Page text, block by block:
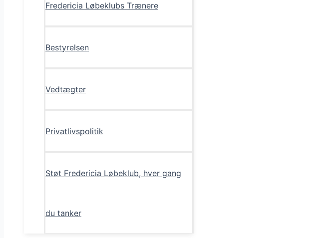
Fredericia Løbeklubs Trænere
Bestyrelsen
Vedtægter
Privatlivspolitik
Støt Fredericia Løbeklub, hver gang
du tanker